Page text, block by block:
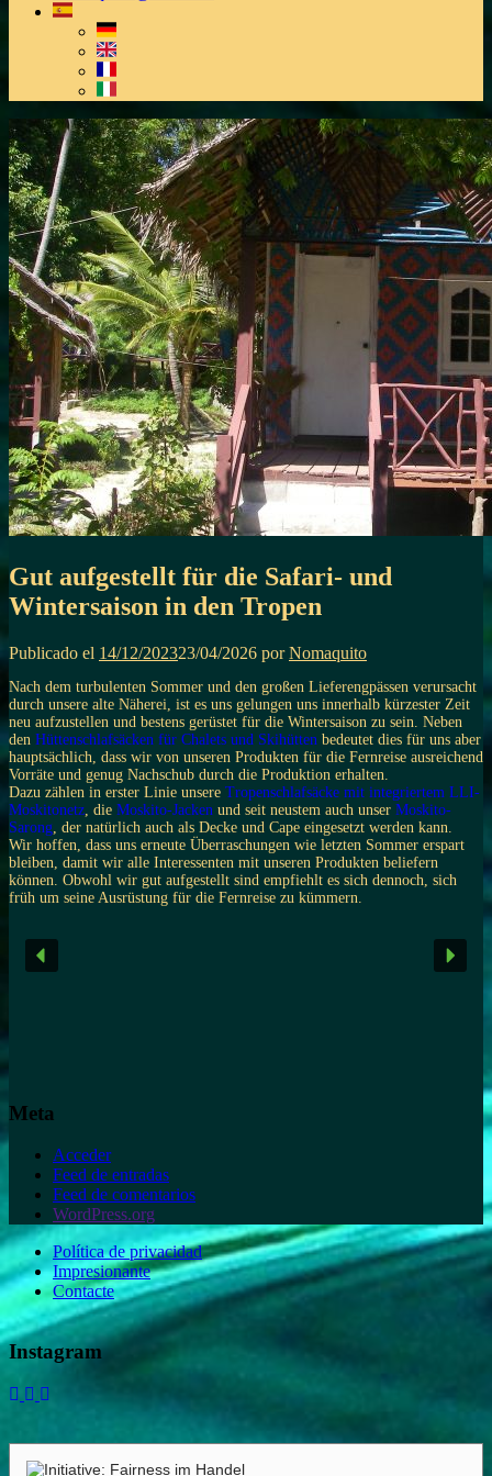
Gut aufgestellt für die Safari- und
Wintersaison in den Tropen
Publicado el 14/12/202323/04/2026 porNomaquito
Nach dem turbulenten Sommer und den großen Lieferengpässen verursacht
durch unsere alte Näherei, ist es uns gelungen uns innerhalb kürzester Zeit
neu aufzustellen und bestens gerüstet für die Wintersaison zu sein. Neben
den Hüttenschlafsäcken für Chalets und Skihütten bedeutet dies für uns aber
hauptsächlich, dass wir von unseren Produkten für die Fernreise ausreichend
Vorräte und genug Nachschub durch die Produktion erhalten.
Dazu zählen in erster Linie unsere Tropenschlafsäcke mit integriertem LLI-
Moskitonetz , die Moskito-Jacken und seit neustem auch unser Moskito-
Sarong , der natürlich auch als Decke und Cape eingesetzt werden kann.
Wir hoffen, dass uns erneute Überraschungen wie letzten Sommer erspart
bleiben, damit wir alle Interessenten mit unseren Produkten beliefern
können. Obwohl wir gut aufgestellt sind empfiehlt es sich dennoch, sich
früh um seine Ausrüstung für die Fernreise zu kümmern.
Meta
Acceder
Feed de entradas
Feed de comentarios
WordPress.org
Política de privacidad
Impresionante
Contacte
Instagram